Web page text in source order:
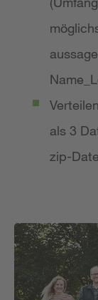
als 3
zip-